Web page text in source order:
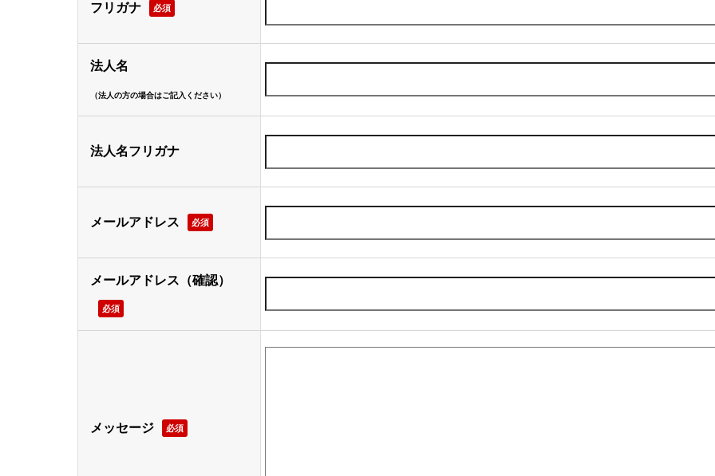
フリガナ 必須
法人名
（法人の方の場合はご記入ください）
法人名フリガナ
メールアドレス 必須
メールアドレス（確認）
必須
メッセージ 必須